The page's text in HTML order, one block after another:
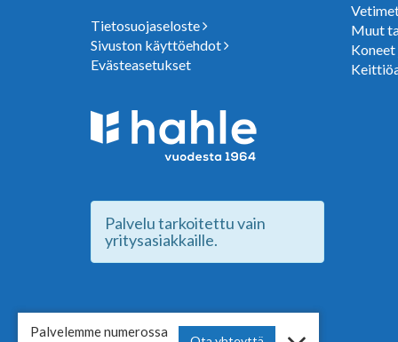
Tietosuojaseloste
Sivuston käyttöehdot
Evästeasetukset
Palvelu tarkoitettu vain
yritysasiakkaille.
Muut
Palvelemme numerossa